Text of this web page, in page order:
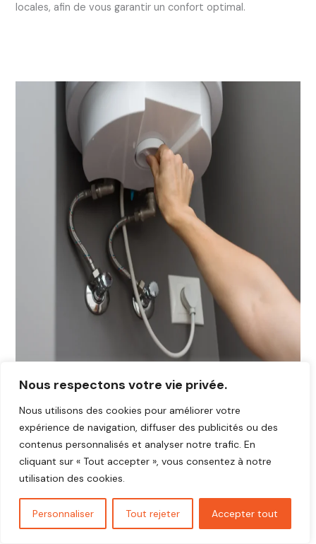
Nous respectons votre vie privée.
Nous utilisons des cookies pour améliorer votre
expérience de navigation, diffuser des publicités ou des
contenus personnalisés et analyser notre trafic. En
cliquant sur « Tout accepter », vous consentez à notre
utilisation des cookies.
Personnaliser Tout rejeter Accepter tout
locales, afin de vous garantir un confort optimal.